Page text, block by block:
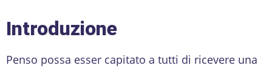
Introduzione
Penso possa esser capitato a tutti di ricevere una